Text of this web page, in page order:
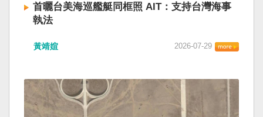
首曬台美海巡艦艇同框照 AIT：支持台灣海事
執法
黃靖媗 2026-07-29